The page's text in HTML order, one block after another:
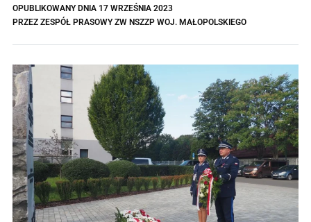
OPUBLIKOWANY DNIA 17 WRZEŚNIA 2023
PRZEZ ZESPÓŁ PRASOWY ZW NSZZP WOJ. MAŁOPOLSKIEGO